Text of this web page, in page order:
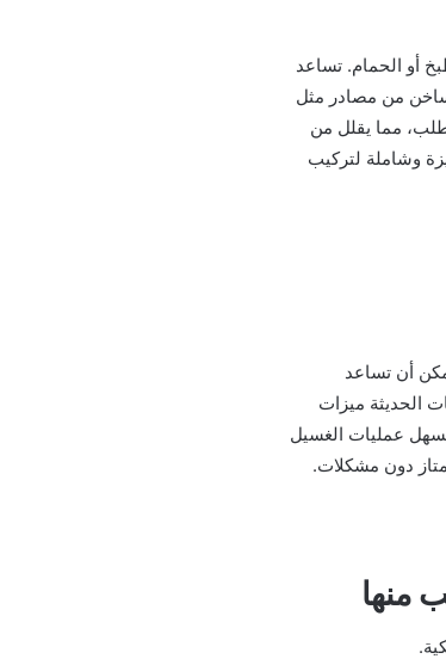
أو الحمام. تساعد
من مصادر مثل
مما يقلل من
وشاملة لتركيب
أن تساعد
الحديثة ميزات
عمليات الغسيل
دون مشكلات.
منها